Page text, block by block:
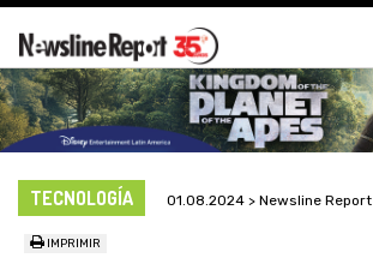
TECNOLOGÍA 01.08.2024 > Newsline Report
IMPRIMIR